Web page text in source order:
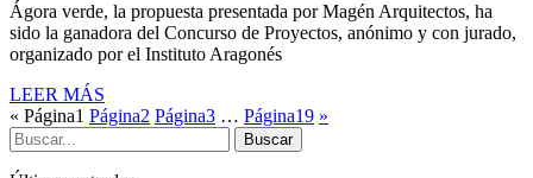
Ágora verde, la propuesta presentada por Magén Arquitectos, ha
sido la ganadora del Concurso de Proyectos, anónimo y con jurado,
organizado por el Instituto Aragonés
LEER MÁS
« Página1 Página2 Página3 … Página19 »
Buscar